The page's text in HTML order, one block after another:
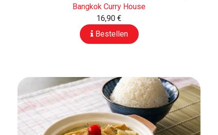
Bangkok Curry House
16,90 €
Bestellen